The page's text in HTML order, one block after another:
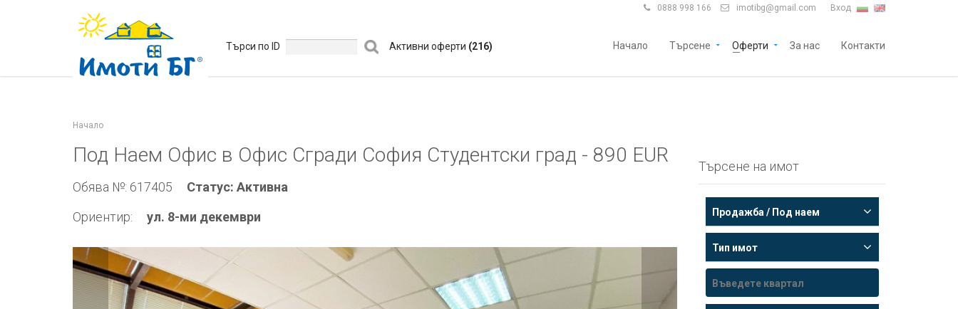
 0888 998 166  imotibg@gmail.com Вход
Търси по ID Активни оферти (216) Начало Търсене Оферти За нас Контакти
Начало
Под Наем Офис в Офис Сгради София Студентски град - 890 EUR
Обява №: 617405
Статус: Активна
Ориентир:
ул. 8-ми декември
Търсене на имот
Продажба / Под наем
Тип имот